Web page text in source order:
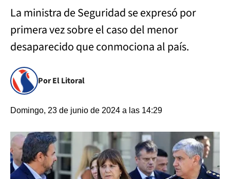
La ministra de Seguridad se expresó por
primera vez sobre el caso del menor
desaparecido que conmociona al país.
Por El Litoral
Domingo, 23 de junio de 2024 a las 14:29